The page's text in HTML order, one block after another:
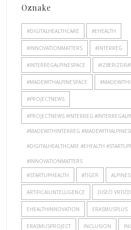
Oznake
#DIGITALHEALTHCARE #EHEALTH
#INNOVATIONMATTERS #INTERREG
#INTERREGALPINESPACE
#MADEWITHALPINESPACE
#PROJECTNEWS
#PROJECTNEWS #INTERREG
#MADEWITHINTERREG
#DIGITALHEALTHCARE #EHEALTH
#INNOVATIONMATTERS
#STARTUPHEALTH #TIGER
ARTIFICAILINTELLIGENCE DIŠEČI
EHEALTHINNOVATION ERASMUSPLUS
ERASMUSPROJECT INCLUSION